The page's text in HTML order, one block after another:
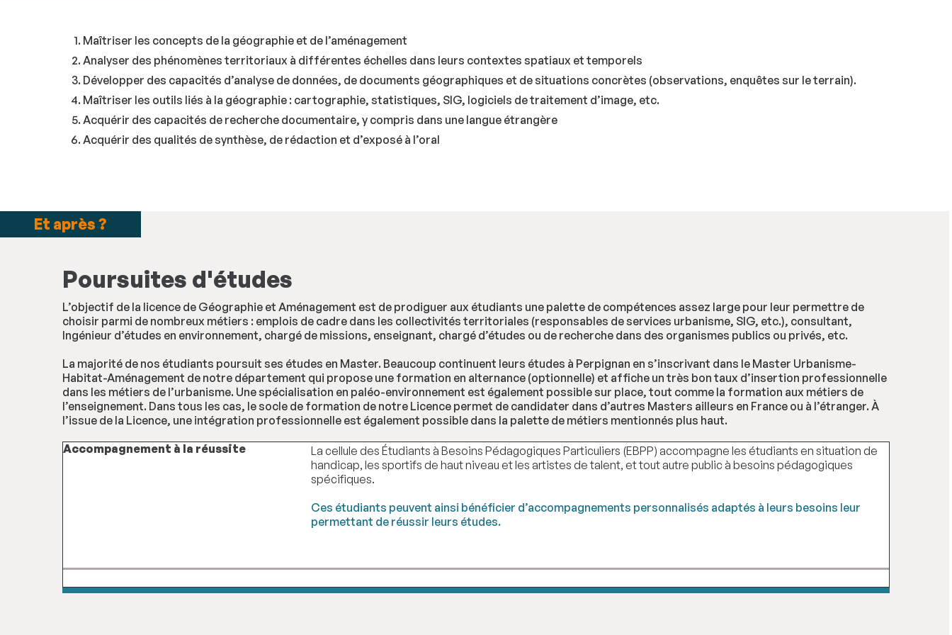
Maîtriser les concepts de la géographie et de l’aménagement
Analyser des phénomènes territoriaux à différentes échelles dans leurs contextes spatiaux et temporels
Développer des capacités d’analyse de données, de documents géographiques et de situations concrètes (observations, enquêtes sur le terrain).
Maîtriser les outils liés à la géographie : cartographie, statistiques, SIG, logiciels de traitement d’image, etc.
Acquérir des capacités de recherche documentaire, y compris dans une langue étrangère
Acquérir des qualités de synthèse, de rédaction et d’exposé à l’oral
Et après ?
Poursuites d'études
L’objectif de la licence de Géographie et Aménagement est de prodiguer aux étudiants une palette de compétences assez large pour leur permettre de
choisir parmi de nombreux métiers : emplois de cadre dans les collectivités territoriales (responsables de services urbanisme, SIG, etc.), consultant,
Ingénieur d’études en environnement, chargé de missions, enseignant, chargé d’études ou de recherche dans des organismes publics ou privés, etc.
La majorité de nos étudiants poursuit ses études en Master. Beaucoup continuent leurs études à Perpignan en s’inscrivant dans le Master Urbanisme-
Habitat-Aménagement de notre département qui propose une formation en alternance (optionnelle) et affiche un très bon taux d’insertion professionnelle
dans les métiers de l’urbanisme. Une spécialisation en paléo-environnement est également possible sur place, tout comme la formation aux métiers de
l’enseignement. Dans tous les cas, le socle de formation de notre Licence permet de candidater dans d’autres Masters ailleurs en France ou à l’étranger. À
l’issue de la Licence, une intégration professionnelle est également possible dans la palette de métiers mentionnés plus haut.
Accompagnement à la réussite
La cellule des Étudiants à Besoins Pédagogiques Particuliers (EBPP) accompagne les étudiants en situation de
handicap, les sportifs de haut niveau et les artistes de talent, et tout autre public à besoins pédagogiques
spécifiques.
Ces étudiants peuvent ainsi bénéficier d’accompagnements personnalisés adaptés à leurs besoins leur
permettant de réussir leurs études.